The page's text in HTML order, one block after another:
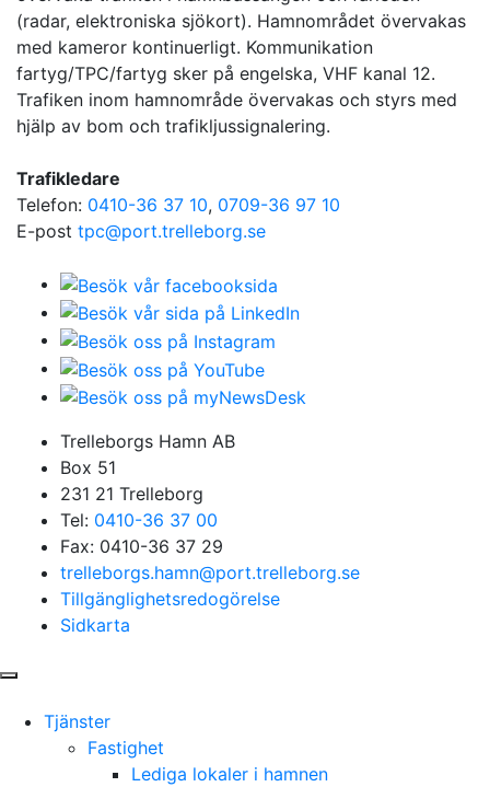
(radar, elektroniska sjökort). Hamnområdet övervakas
med kameror kontinuerligt. Kommunikation
fartyg/TPC/fartyg sker på engelska, VHF kanal 12.
Trafiken inom hamnområde övervakas och styrs med
hjälp av bom och trafikljussignalering.
Trafikledare
Telefon: 0410-36 37 10, 0709-36 97 10
E-post tpc@port.trelleborg.se
Trelleborgs Hamn AB
Box 51
231 21 Trelleborg
Tel: 0410-36 37 00
Fax: 0410-36 37 29
trelleborgs.hamn@port.trelleborg.se
Tillgänglighetsredogörelse
Sidkarta
Tjänster
Fastighet
Lediga lokaler i hamnen